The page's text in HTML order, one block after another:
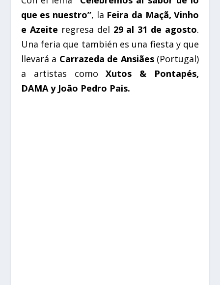
que es nuestro”, la Feira da Maçã, Vinho
e Azeite regresa del 29 al 31 de agosto.
Una feria que también es una fiesta y que
llevará a Carrazeda de Ansiães(Portugal)
a artistas comoXutos & Pontapés,
DAMA y João Pedro Pais.